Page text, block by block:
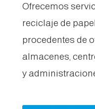
Ofrecemos
reciclaje de
procedentes de
almacenes,
y